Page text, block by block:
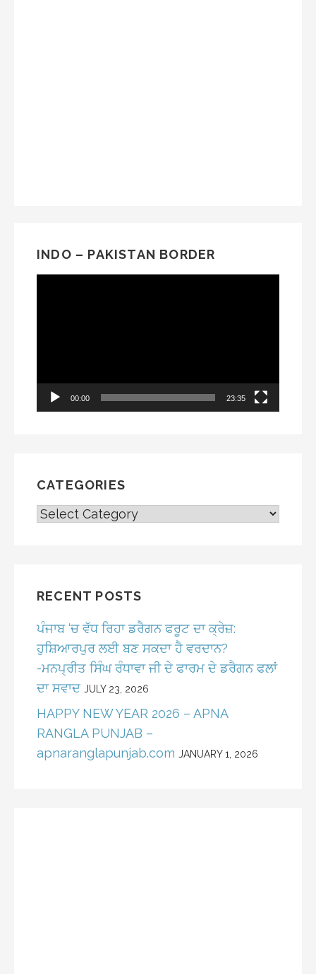
INDO – PAKISTAN BORDER
00:00 23:35
CATEGORIES
CATEGORIES
RECENT POSTS
ਪੰਜਾਬ ‘ਚ ਵੱਧ ਰਿਹਾ ਡਰੈਗਨ ਫਰੂਟ ਦਾ ਕ੍ਰੇਜ਼:
ਹੁਸ਼ਿਆਰਪੁਰ ਲਈ ਬਣ ਸਕਦਾ ਹੈ ਵਰਦਾਨ?
-ਮਨਪ੍ਰੀਤ ਸਿੰਘ ਰੰਧਾਵਾ ਜੀ ਦੇ ਫਾਰਮ ਦੇ ਡਰੈਗਨ ਫਲਾਂ
ਦਾ ਸਵਾਦ JULY 23, 2026
HAPPY NEW YEAR 2026 – APNA
RANGLA PUNJAB –
apnaranglapunjab.com JANUARY 1, 2026